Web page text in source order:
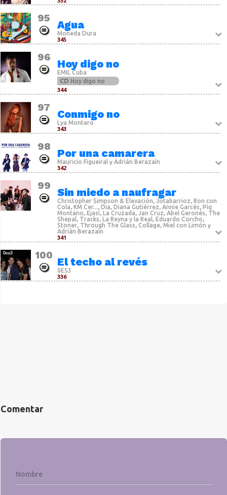
95
Agua
Moneda Dura
345
96
Hoy digo no
EMIL Cuba
CD Hoy digo no
344
97
Conmigo no
Lya Montero
343
98
Por una camarera
Mauricio Figueiraly Adrián Berazaín
342
99
Sin miedo a naufragar
Christopher Simpson & Elevación, Jotabarrioz, Ron con
Cola, KM Cer..., Dia, Diana Gutiérrez, Annie Garcés, Piq
Montano, Ejasí, La Cruzada, Jan Cruz, Abel Geronés, The
Shepal, Tracks, La Reyna y la Real, Eduardo Corcho,
Stoner, Through The Glass, Collage, Miel con Limón y
Adrián Berazaín
341
100
El techo al revés
0ES3
336
Comentar